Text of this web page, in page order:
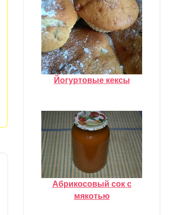
Йогуртовые кексы
Абрикосовый сок с
мякотью